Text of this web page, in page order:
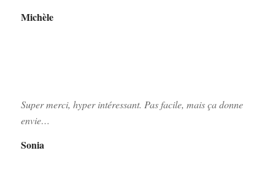
Michèle
Super merci, hyper intéressant. Pas facile, mais ça donne
envie…
Sonia